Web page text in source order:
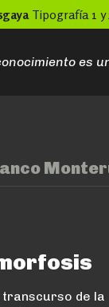
Tipografía 1 y
es
de la